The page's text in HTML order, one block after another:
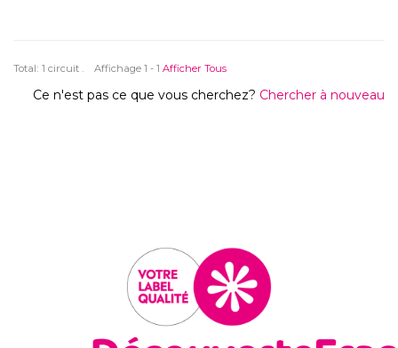
Total: 1 circuit . Affichage 1 - 1 Afficher Tous
Ce n'est pas ce que vous cherchez? Chercher à nouveau